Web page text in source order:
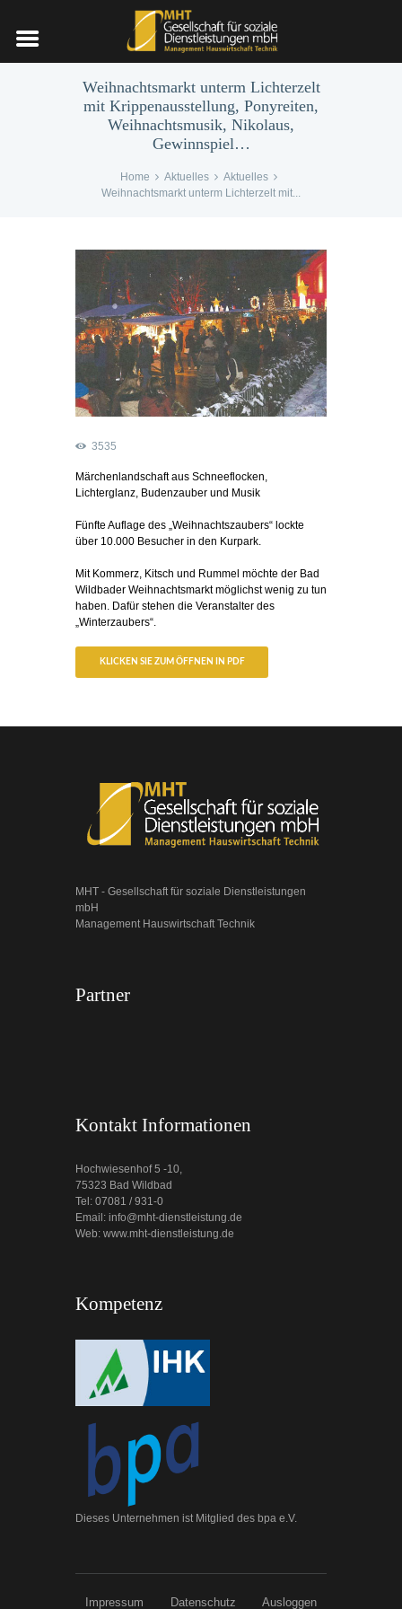
Weihnachtsmarkt unterm Lichterzelt
mit Krippenausstellung, Ponyreiten,
Weihnachtsmusik, Nikolaus,
Gewinnspiel…
Home Aktuelles
Aktuelles
Weihnachtsmarkt unterm Lichterzelt mit...
3535
Märchenlandschaft aus Schneeflocken,
Lichterglanz, Budenzauber und Musik
Fünfte Auflage des „Weihnachtszaubers“ lockte
über 10.000 Besucher in den Kurpark.
Mit Kommerz, Kitsch und Rummel möchte der Bad
Wildbader Weihnachtsmarkt möglichst wenig zu tun
haben. Dafür stehen die Veranstalter des
„Winterzaubers“.
KLICKEN SIE ZUM ÖFFNEN IN PDF
MHT - Gesellschaft für soziale Dienstleistungen
mbH
Management Hauswirtschaft Technik
Partner
Kontakt Informationen
Hochwiesenhof 5 -10,
75323 Bad Wildbad
Tel: 07081 / 931-0
Email: info@mht-dienstleistung.de
Web: www.mht-dienstleistung.de
Kompetenz
Dieses Unternehmen ist Mitglied des bpa e.V.
Impressum Datenschutz Ausloggen